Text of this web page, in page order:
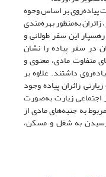
پیاده‌روی بر اساس وجوه
به‌منظور بهره‌مندی
این سفر طولانی و
در سفر پیاده را نشان
متفاوت مادی، معنوی و
داشتند. علاوه بر
زائران پیاده وجود
اجتماعی زیارت به‌صورت
به جنبه‌های مادی از
رسیدن به شغل و مسکن،